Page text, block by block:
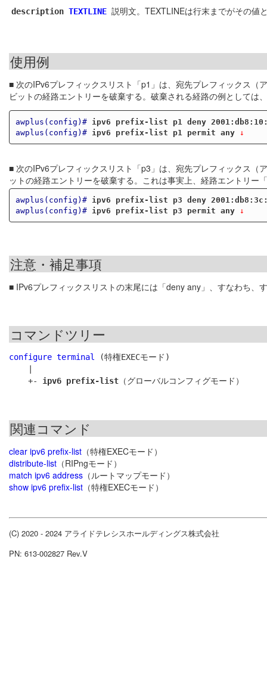
description TEXTLINE 説明文。TEXTLINEは行末までがその値
使用例
■ 次のIPv6プレフィックスリスト「p1」は、宛先プレフィックス
ビットの経路エントリーを破棄する。破棄される経路の例として
awplus(config)#
ipv6 prefix-list p1 deny
awplus(config)#
ipv6 prefix-list p1 permit any ↓
■ 次のIPv6プレフィックスリスト「p3」は、宛先プレフィックス
ットの経路エントリーを破棄する。これは事実上、経路エントリ
awplus(config)#
ipv6 prefix-list p3 deny
awplus(config)#
ipv6 prefix-list p3 permit any ↓
注意・補足事項
■ IPv6プレフィックスリストの末尾には「deny any」、すなわち、
コマンドツリー
configure terminal
(特権EXECモード)
    +-
ipv6 prefix-list
関連コマンド
clear ipv6 prefix-list （特権EXECモード）
distribute-list （RIPngモード）
match ipv6 address （ルートマップモード）
show ipv6 prefix-list （特権EXECモード）
(C) 2020 - 2024 アライドテレシスホールディングス株式会社
PN: 613-002827 Rev.V